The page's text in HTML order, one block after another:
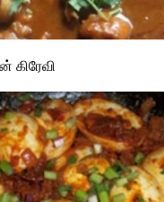
கிரேவி